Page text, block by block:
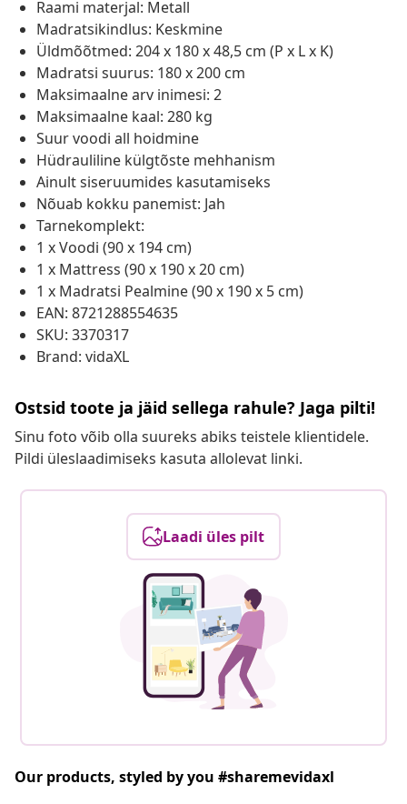
Raami materjal: Metall
Madratsikindlus: Keskmine
Üldmõõtmed: 204 x 180 x 48,5 cm (P x L x K)
Madratsi suurus: 180 x 200 cm
Maksimaalne arv inimesi: 2
Maksimaalne kaal: 280 kg
Suur voodi all hoidmine
Hüdrauliline külgtõste mehhanism
Ainult siseruumides kasutamiseks
Nõuab kokku panemist: Jah
Tarnekomplekt:
1 x Voodi (90 x 194 cm)
1 x Mattress (90 x 190 x 20 cm)
1 x Madratsi Pealmine (90 x 190 x 5 cm)
EAN: 8721288554635
SKU: 3370317
Brand: vidaXL
Ostsid toote ja jäid sellega rahule? Jaga pilti!
Sinu foto võib olla suureks abiks teistele klientidele.
Pildi üleslaadimiseks kasuta allolevat linki.
Laadi üles pilt
Our products, styled by you #sharemevidaxl